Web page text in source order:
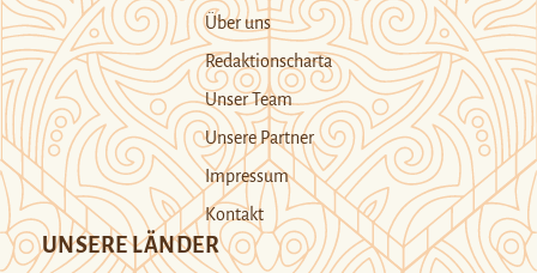
Über uns
Redaktionscharta
Unser Team
Unsere Partner
Impressum
Kontakt
UNSERE LÄNDER